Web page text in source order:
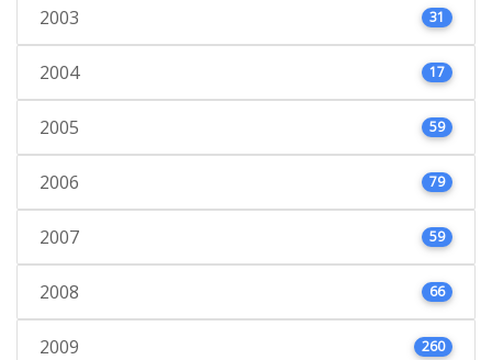
2003 31
2004 17
2005 59
2006 79
2007 59
2008 66
2009 260